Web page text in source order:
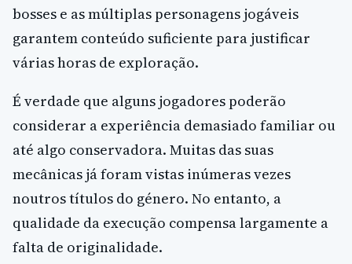
bosses e as múltiplas personagens jogáveis
garantem conteúdo suficiente para justificar
várias horas de exploração.
É verdade que alguns jogadores poderão
considerar a experiência demasiado familiar ou
até algo conservadora. Muitas das suas
mecânicas já foram vistas inúmeras vezes
noutros títulos do género. No entanto, a
qualidade da execução compensa largamente a
falta de originalidade.